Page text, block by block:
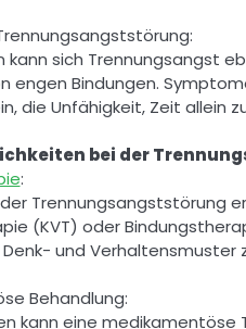
engen Bindungen.
die Unfähigkeit, Zeit allein
bei der
:
Trennungsangststörung
(KVT) oder
und Verhaltensmuster
Behandlung:
kann eine